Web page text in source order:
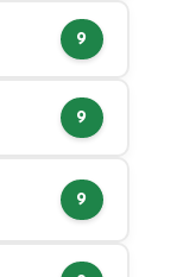
9
9
9